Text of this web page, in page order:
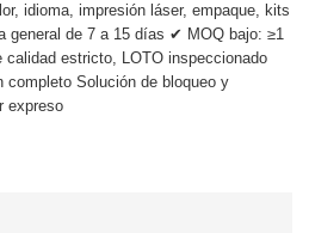
idioma, impresión láser, empaque, kits
general de 7 a 15 días ✔ MOQ bajo: ≥1
estricto, LOTO inspeccionado
completo Solución de bloqueo y
expreso